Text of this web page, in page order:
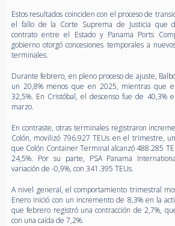
Estos resultados coinciden con el proceso de
el fallo de la Corte Suprema de Justicia que
contrato entre el Estado y Panama Ports
gobierno otorgó concesiones temporales a
terminales.
Durante febrero, en pleno proceso de ajuste,
un 20,8% menos que en 2025, mientras que
32,5%. En Cristóbal, el descenso fue de 40,3%
marzo.
En contraste, otras terminales registraron
Colón, movilizó 796.927 TEUs en el trimestre,
que Colón Container Terminal alcanzó 488.285
24,5%. Por su parte, PSA Panama
variación de -0,9%, con 341.395 TEUs.
A nivel general, el comportamiento trimestral
Enero inició con un incremento de 8,3% en la
que febrero registró una contracción de 2,7%,
con una caída de 7,2%.